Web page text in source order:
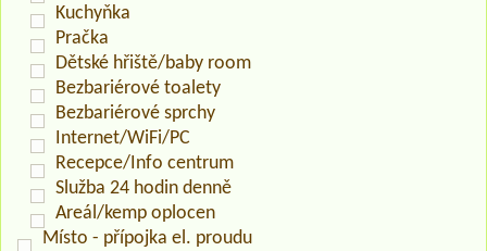
Kuchyňka
Pračka
Dětské hřiště/baby room
Bezbariérové toalety
Bezbariérové sprchy
Internet/WiFi/PC
Recepce/Info centrum
Služba 24 hodin denně
Areál/kemp oplocen
Místo - přípojka el. proudu